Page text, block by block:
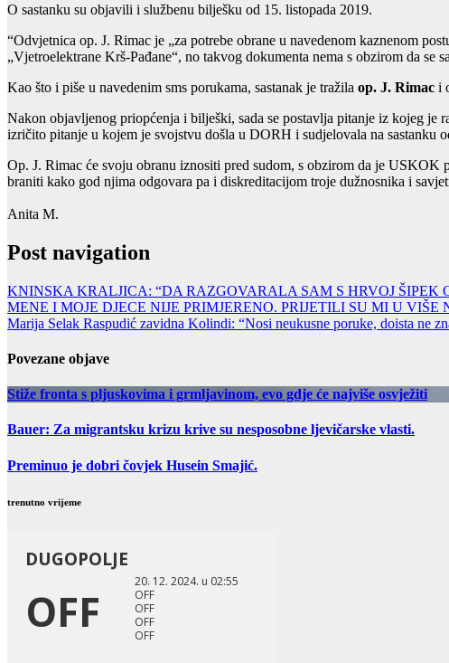
O sastanku su objavili i službenu bilješku od 15. listopada 2019.
“Odvjetnica op. J. Rimac je „za potrebe obrane u navedenom kaznenom
„Vjetroelektrane Krš-Pađane“, no takvog dokumenta nema s obzirom da se
Kao što i piše u navedenim sms porukama, sastanak je tražila op. J. Rimac i
Nakon objavljenog priopćenja i bilješki, sada se postavlja pitanje iz kojeg je
izričito pitanje u kojem je svojstvu došla u DORH i sudjelovala na sastanku
Op. J. Rimac će svoju obranu iznositi pred sudom, s obzirom da je
braniti kako god njima odgovara pa i diskreditacijom troje dužnosnika i
Anita M.
Post navigation
KNINSKA KRALJICA: “DA RAZGOVARALA SAM S HRVOJ ŠIPEK
MENE I MOJE DJECE NIJE PRIMJERENO. PRIJETILI SU MI U VIŠE
Marija Selak Raspudić zavidna Kolindi: “Nosi neukusne poruke, doista ne
Povezane objave
Stiže fronta s pljuskovima i grmljavinom, evo gdje će najviše osvježiti
Bauer: Za migrantsku krizu krive su nesposobne ljevičarske vlasti.
Preminuo je dobri čovjek Husein Smajić.
trenutno vrijeme